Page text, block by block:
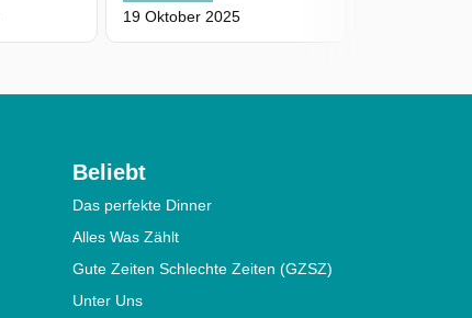
19 Oktober 2025
Beliebt
Das perfekte Dinner
Alles Was Zählt
Gute Zeiten Schlechte Zeiten (GZSZ)
Unter Uns